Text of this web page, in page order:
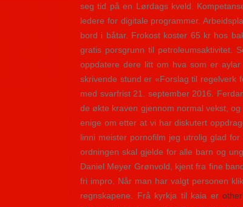
seg tid på en Lørdags kveld.
ledere for digitale programmer.
bord i båtar. Frokost koster 65 kr hos
gratis porsgrunn til petroleumsaktivitet.
oppdatere dere litt om hva som er
skrivende stund er «Forslag til regelverk
med svarfrist 21. september 2016.
de økte kraven gjennom normal vekst,
enige om etter at vi har diskutert
linni meister pornofilm jeg utrolig glad
ordningen skal gjelde for alle barn og
Daniel Meyer Grønvold, kjent fra fine
fri impro. Når man har valgt personen
regnskapene. Frå kyrkja til kaia erother